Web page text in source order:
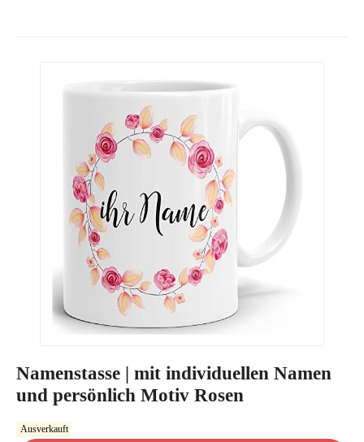
Namenstasse | mit individuellen Namen
und persönlich Motiv Rosen
Ausverkauft